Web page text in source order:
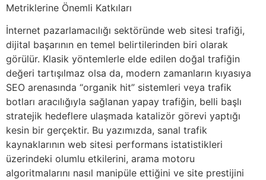
Metriklerine Önemli Katkıları
İnternet pazarlamacılığı sektöründe web sitesi trafiği,
dijital başarının en temel belirtilerinden biri olarak
görülür. Klasik yöntemlerle elde edilen doğal trafiğin
değeri tartışılmaz olsa da, modern zamanların kıyasıya
SEO arenasında “organik hit” sistemleri veya trafik
botları aracılığıyla sağlanan yapay trafiğin, belli başlı
stratejik hedeflere ulaşmada katalizör görevi yaptığı
kesin bir gerçektir. Bu yazımızda, sanal trafik
kaynaklarının web sitesi performans istatistikleri
üzerindeki olumlu etkilerini, arama motoru
algoritmalarını nasıl manipüle ettiğini ve site prestijini